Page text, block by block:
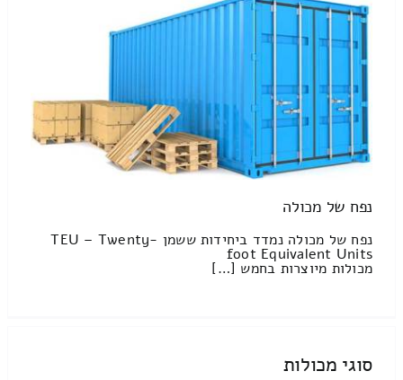
נפח של מכולה
נפח של מכולה נמדד ביחידות ששמן TEU – Twenty-
foot Equivalent Units
מכולות מיוצרות בחמש […]
סוגי מכולות